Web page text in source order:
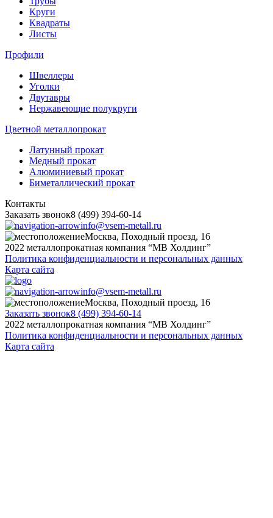
Круги
Квадраты
Листы
Профили
Швеллеры
Уголки
Двутавры
Нержавеющие полукруги
Цветной металлопрокат
Латунный прокат
Медный прокат
Алюминиевый прокат
Биметаллический прокат
Контакты
Заказать звонок8 (499) 394-60-14
info@vsem-metall.ru
Москва, Походный проезд, 16
2022 металлопрокатная компания “MB Холдинг”
Политика конфиденциальности и персональных данных
Карта сайта
info@vsem-metall.ru
Москва, Походный проезд, 16
Заказать звонок8 (499) 394-60-14
2022 металлопрокатная компания “MB Холдинг”
Политика конфиденциальности и персональных данных
Карта сайта